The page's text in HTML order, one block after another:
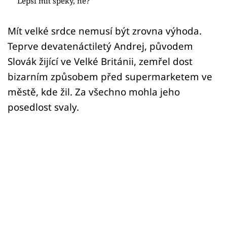
Sledujte nás
Mít velké srdce nemusí být zrovna výhoda.
Teprve devatenáctiletý Andrej, původem
Slovák žijící ve Velké Británii, zemřel dost
bizarním způsobem před supermarketem ve
městě, kde žil. Za všechno mohla jeho
posedlost svaly.